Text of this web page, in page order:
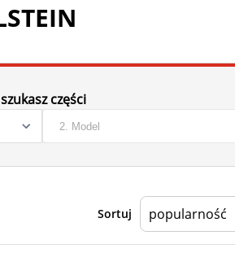
części
Sortuj